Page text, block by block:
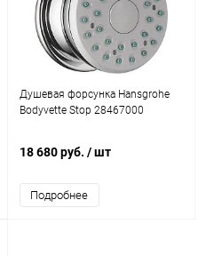
Душевая форсунка Hansgrohe
Bodyvette Stop 28467000
18 680 руб. / шт
Подробнее